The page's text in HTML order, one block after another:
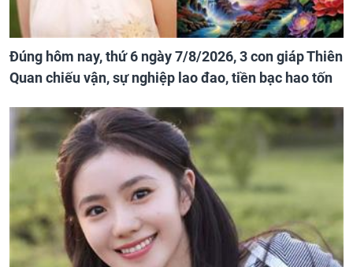
Đúng hôm nay, thứ 6 ngày 7/8/2026, 3 con giáp Thiên
Quan chiếu vận, sự nghiệp lao đao, tiền bạc hao tốn